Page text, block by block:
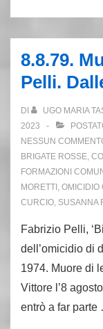
Brigate
Rosse
sui
monti
di
Reggio
Emilia
8.8.79.
Pelli.
DI UGO MARIA
2023
NESSUN
BRIGATE ROSSE,
FORMAZIONI
MORETTI , OMICIDIO
CURCIO, SUSANNA
Fabrizio Pelli,
dell’omicidio di
1974. Muore di
Vittore l’8
entrò a far parte